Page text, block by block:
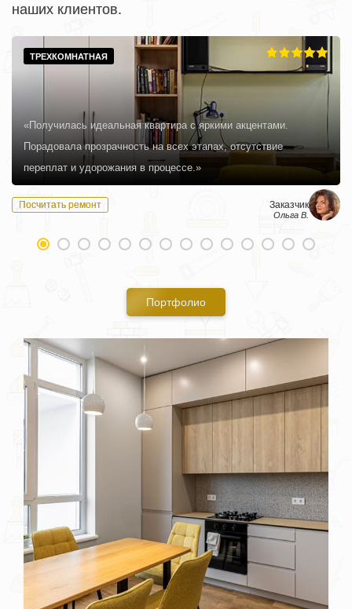
наших клиентов.
ТРЕХКОМНАТНАЯ
«Получилась идеальная квартира с яркими акцентами.
Порадовала прозрачность на всех этапах, отсутствие
переплат и удорожания в процессе.»
Посчитать ремонт Заказчик
Ольга В.
Портфолио